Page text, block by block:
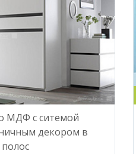
МДФ с ситемой
декором в